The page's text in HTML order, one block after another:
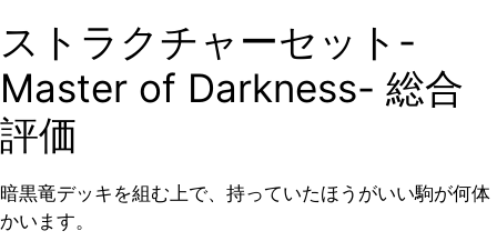
ストラクチャーセット-
Master of Darkness- 総合
評価
暗黒竜デッキを組む上で、持っていたほうがいい駒が何体
かいます。